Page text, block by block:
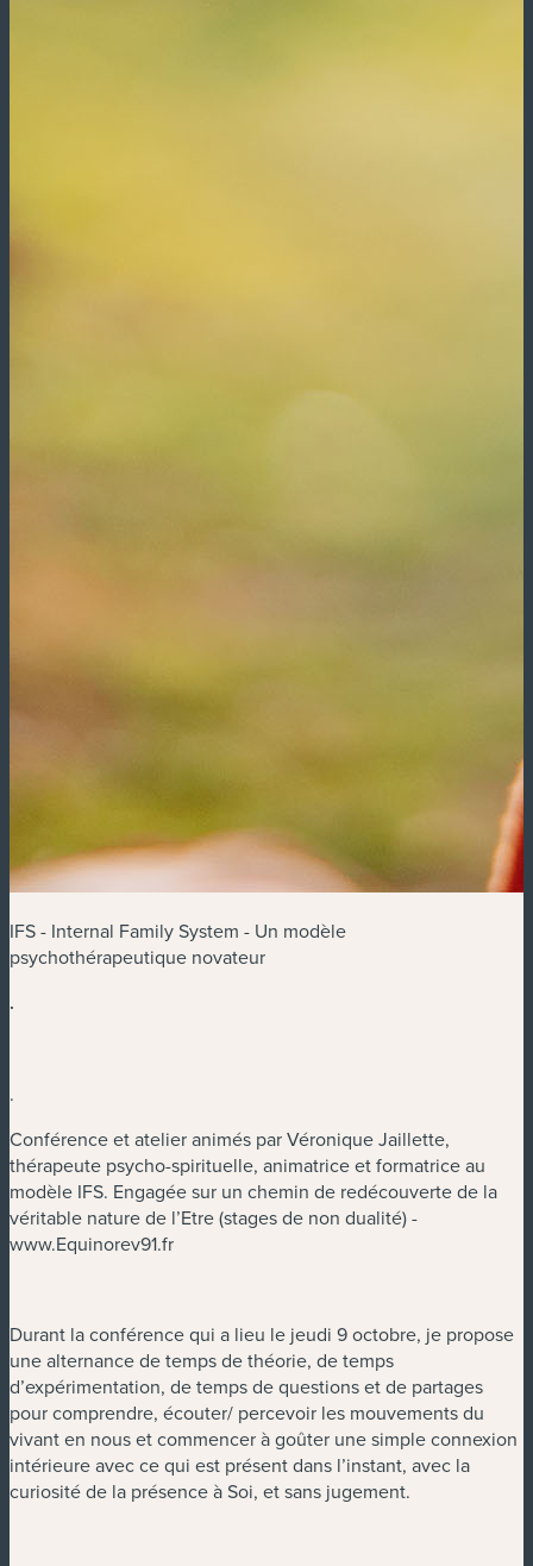
IFS - Internal Family System - Un modèle
psychothérapeutique novateur
.
.
Conférence et atelier animés par Véronique Jaillette,
thérapeute psycho-spirituelle, animatrice et formatrice au
modèle IFS. Engagée sur un chemin de redécouverte de la
véritable nature de l’Etre (stages de non dualité) -
www.Equinorev91.fr
Durant la conférence qui a lieu le jeudi 9 octobre, je propose
une alternance de temps de théorie, de temps
d’expérimentation, de temps de questions et de partages
pour comprendre, écouter/ percevoir les mouvements du
vivant en nous et commencer à goûter une simple connexion
intérieure avec ce qui est présent dans l’instant, avec la
curiosité de la présence à Soi, et sans jugement.